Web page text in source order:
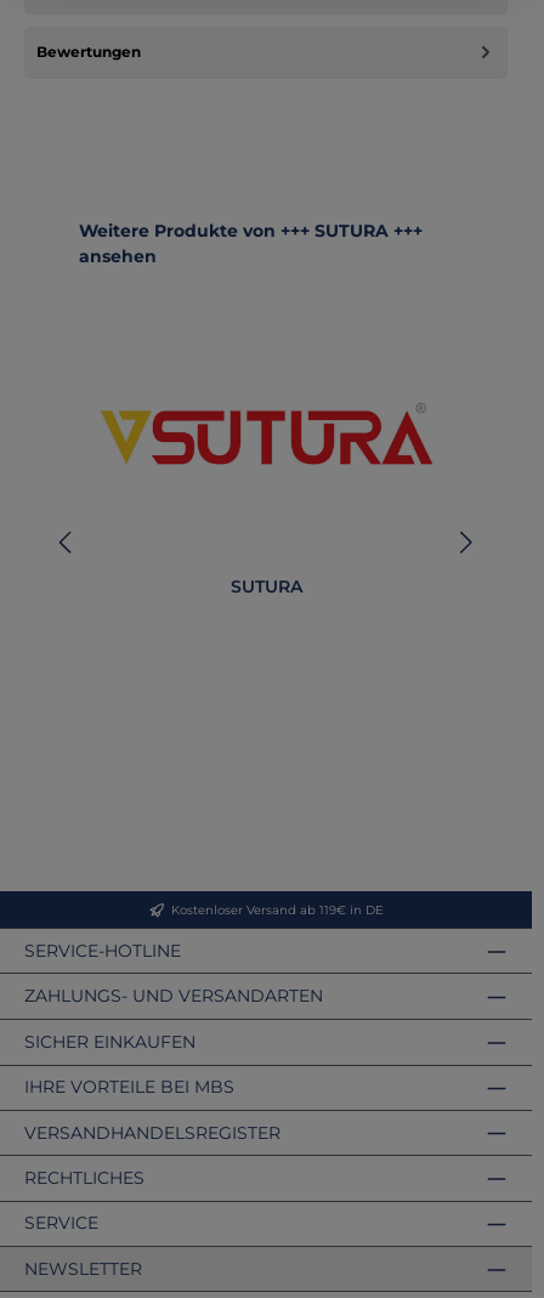
Bewertungen
Produktgalerie überspringen
Weitere Produkte von +++ SUTURA +++
ansehen
SUTURA
Kostenloser Versand ab 119€ in DE
SERVICE-HOTLINE
ZAHLUNGS- UND VERSANDARTEN
VERSANDHANDELSREGISTER
SICHER EINKAUFEN
IHRE VORTEILE BEI MBS
RECHTLICHES
SERVICE
NEWSLETTER